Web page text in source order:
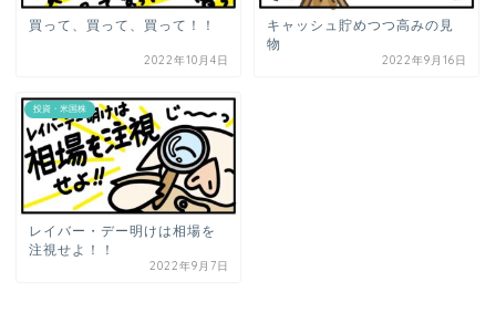
買って、買って、買って！！
2022年10月4日
キャッシュ貯めつつ高みの見
物
2022年9月16日
投資・米国株
レイバー・デー明けは相場を
注視せよ！！
2022年9月7日